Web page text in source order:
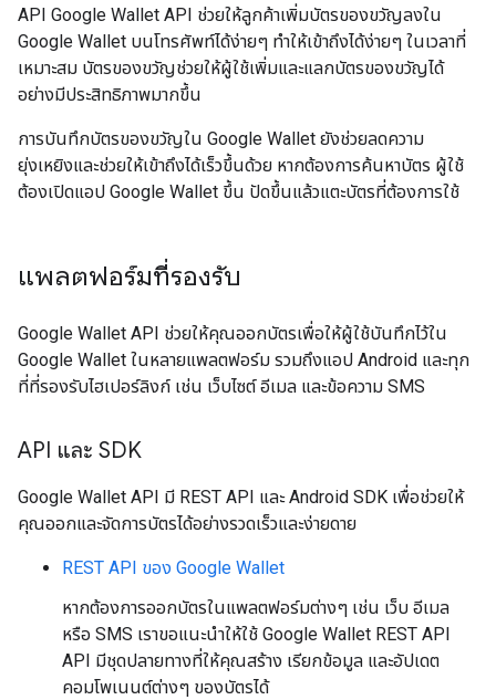
API Google Wallet API ช่วยให้ลูกค้าเพิ่มบัตรของขวัญลงใน
Google Wallet บนโทรศัพท์ได้ง่ายๆ ทำให้เข้าถึงได้ง่ายๆ ในเวลาที่
เหมาะสม บัตรของขวัญช่วยให้ผู้ใช้เพิ่มและแลกบัตรของขวัญได้
อย่างมีประสิทธิภาพมากขึ้น
การบันทึกบัตรของขวัญใน Google Wallet ยังช่วยลดความ
ยุ่งเหยิงและช่วยให้เข้าถึงได้เร็วขึ้นด้วย หากต้องการค้นหาบัตร ผู้ใช้
ต้องเปิดแอป Google Wallet ขึ้น ปัดขึ้นแล้วแตะบัตรที่ต้องการใช้
แพลตฟอร์มที่รองรับ
Google Wallet API ช่วยให้คุณออกบัตรเพื่อให้ผู้ใช้บันทึกไว้ใน
Google Wallet ในหลายแพลตฟอร์ม รวมถึงแอป Android และทุก
ที่ที่รองรับไฮเปอร์ลิงก์ เช่น เว็บไซต์ อีเมล และข้อความ SMS
API และ SDK
Google Wallet API มี REST API และ Android SDK เพื่อช่วยให้
คุณออกและจัดการบัตรได้อย่างรวดเร็วและง่ายดาย
REST API ของ Google Wallet
หากต้องการออกบัตรในแพลตฟอร์มต่างๆ เช่น เว็บ อีเมล
หรือ SMS เราขอแนะนำให้ใช้ Google Wallet REST API
API มีชุดปลายทางที่ให้คุณสร้าง เรียกข้อมูล และอัปเดต
คอมโพเนนต์ต่างๆ ของบัตรได้